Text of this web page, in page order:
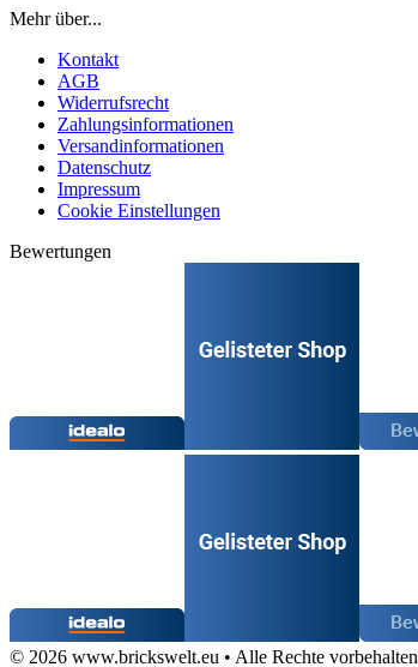
Mehr über...
Kontakt
AGB
Widerrufsrecht
Zahlungsinformationen
Versandinformationen
Datenschutz
Impressum
Cookie Einstellungen
Bewertungen
© 2026 www.brickswelt.eu • Alle Rechte vorbehalten